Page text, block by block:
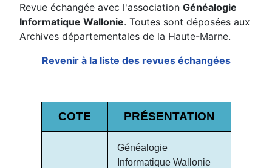
Revue échangée avec l'association Généalogie
Informatique Wallonie. Toutes sont déposées aux
Archives départementales de la Haute-Marne.
Revenir à la liste des revues échangées
COTE PRÉSENTATION
Généalogie
Informatique Wallonie